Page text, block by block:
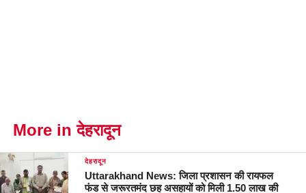
More in देहरादून
देहरादून
Uttarakhand News: जिला प्रशासन की रायफल
फंड से जरूरतमंद छह असहायों को मिली 1.50 लाख की